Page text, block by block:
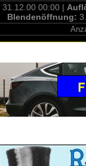
31.12.00 00:00 |
Blendenöffnung: